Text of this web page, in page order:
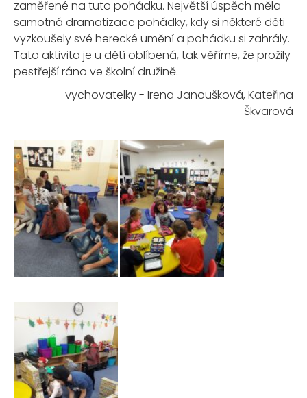
zaměřené na tuto pohádku. Největší úspěch měla
samotná dramatizace pohádky, kdy si některé děti
vyzkoušely své herecké umění a pohádku si zahrály.
Tato aktivita je u dětí oblíbená, tak věříme, že prožily
pestřejší ráno ve školní družině.
vychovatelky - Irena Janoušková, Kateřina
Škvarová